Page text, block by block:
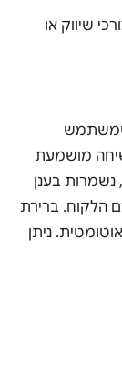
שיווק או
שמשתמש
מושמעת
בענן
הלקוח. ברירת
אוטומטית. ניתן